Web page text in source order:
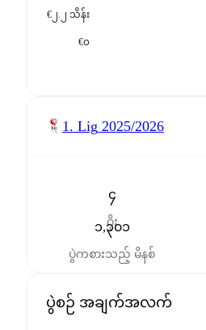
€၂.၂ သိန်း
€၀
1. Lig 2025/2026
၄
ဂိုး
၁,၃၀၁
ပွဲကစားသည့် မိနစ်
ပွဲစဉ် အချက်အလက်